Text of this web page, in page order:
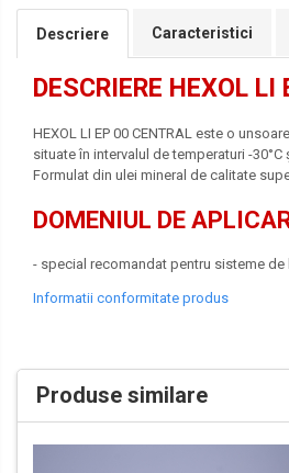
Lichide Frână Autoturisme
Lichide Frână Motociclete
Lichide Hidraulice
Lichide Suspensie
Lichide Întreținere
Lichide Întreținere Camioane
Lichide Întreținere Utilaje
Lubrifianți Industriali
Descriere Caracteristici
DESCRIERE HEXOL
HEXOL LI EP 00 CENTRAL este o
situate în intervalul de temperaturi -30°C
Formulat din ulei mineral de calitate
DOMENIUL DE
- special recomandat pentru sisteme de
Informatii conformitate produs
Produse similare